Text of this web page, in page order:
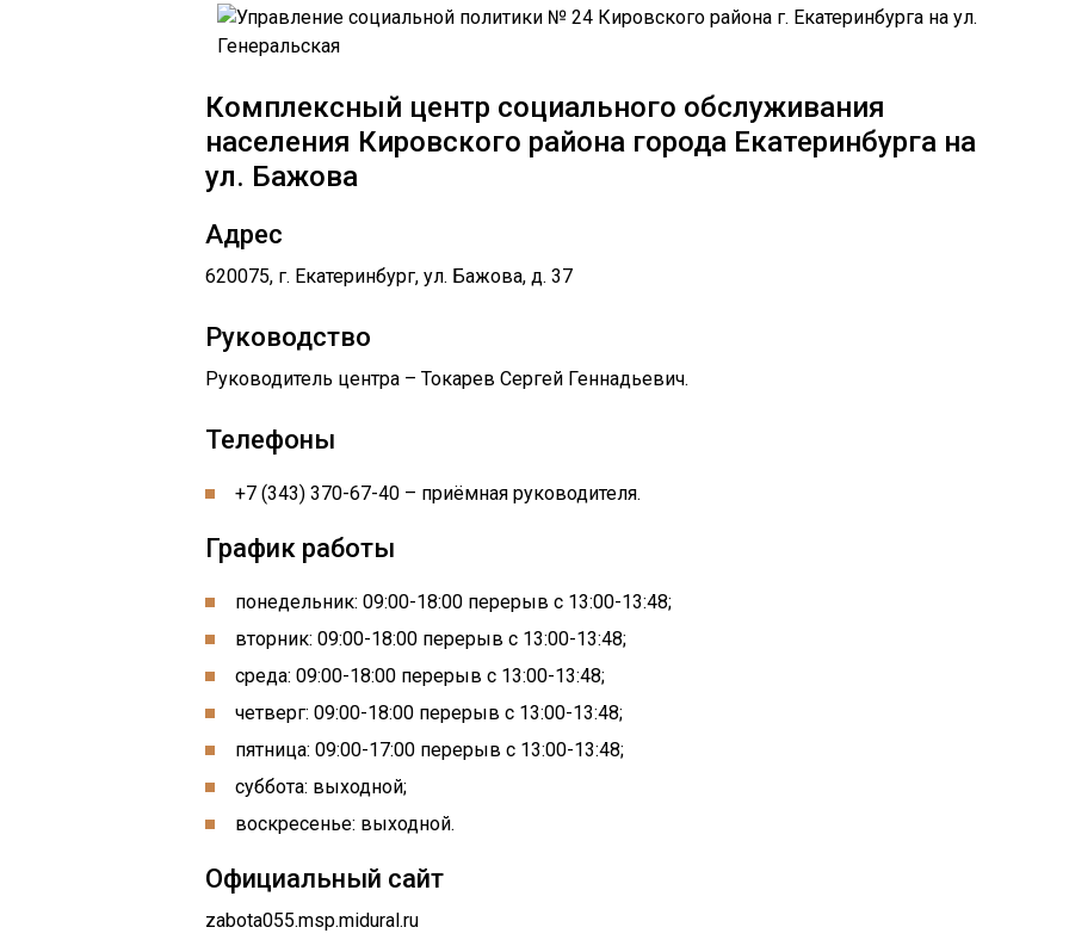
Комплексный центр социального обслуживания
населения Кировского района города Екатеринбурга на
ул. Бажова
Адрес
620075, г. Екатеринбург, ул. Бажова, д. 37
Руководство
Руководитель центра – Токарев Сергей Геннадьевич.
Телефоны
+7 (343) 370-67-40 – приёмная руководителя.
График работы
понедельник: 09:00-18:00 перерыв с 13:00-13:48;
вторник: 09:00-18:00 перерыв с 13:00-13:48;
среда: 09:00-18:00 перерыв с 13:00-13:48;
четверг: 09:00-18:00 перерыв с 13:00-13:48;
пятница: 09:00-17:00 перерыв с 13:00-13:48;
суббота: выходной;
воскресенье: выходной.
Официальный сайт
zabota055.msp.midural.ru